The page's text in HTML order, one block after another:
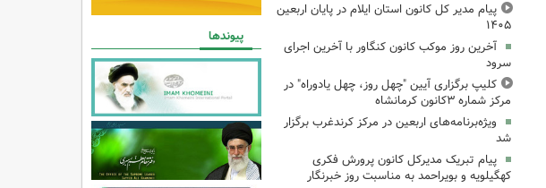
پیام مدیر کل کانون استان ایلام در پایان اربعین
۱۴۰۵
آخرین روز موکب کانون کنگاور با آخرین اجرای
سرود
کلیپ برگزاری آیین "چهل روز، چهل یادوراه" در
مرکز شماره ۳کانون کرمانشاه
ویژه‌برنامه‌های اربعین در مرکز کرندغرب برگزار
شد
پیام تبریک مدیرکل کانون پرورش فکری
کهگیلویه و بویراحمد به مناسبت روز خبرنگار
پیوندها